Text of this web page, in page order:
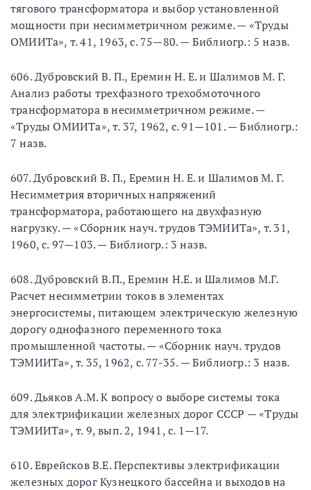
тягового трансформатора и выбор установленной
мощности при несимметричном режиме. — «Труды
ОМИИТа», т. 41, 1963, с. 75—80. — Библиогр.: 5 назв.
606. Дубровский В. П., Еремин Н. Е. и Шалимов М. Г.
Анализ работы трехфазного трехобмоточного
трансформатора в несимметричном режиме. —
«Труды ОМИИТа», т. 37, 1962, с. 91—101. — Библиогр.:
7 назв.
607. Дубровский В. П., Еремин Н. Е. и Шалимов М. Г.
Несимметрия вторичных напряжений
трансформатора, работающего на двухфазную
нагрузку. — «Сборник науч. трудов ТЭМИИТа», т. 31,
1960, с. 97—103. — Библиогр.: 3 назв.
608. Дубровский В.П., Еремин Н.Е. и Шалимов М.Г.
Расчет несимметрии токов в элементах
энергосистемы, питающем электрическую железную
дорогу однофазного переменного тока
промышленной частоты. — «Сборник науч. трудов
ТЭМИИТа», т. 35, 1962, с. 77-35. — Библиогр.: 3 назв.
609. Дьяков А.М. К вопросу о выборе системы тока
для электрификации железных дорог СССР — «Труды
ТЭМИИТа», т. 9, вып. 2, 1941, с. 1—17.
610. Еврейсков В.Е. Перспективы электрификации
железных дорог Кузнецкого бассейна и выходов на